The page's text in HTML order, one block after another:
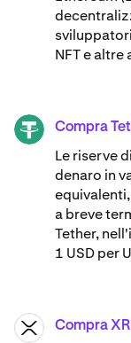
NFT e
USDT Compra
Le riserve
denaro in
a breve
Tether,
1 USD per
XRP Compra